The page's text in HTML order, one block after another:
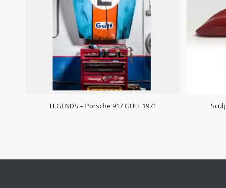
LEGENDS – Porsche 917 GULF 1971